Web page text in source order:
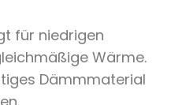
für niedrigen
Wärme.
Dämmmaterial